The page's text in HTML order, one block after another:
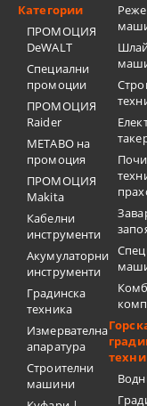
Категории
ПРОМОЦИЯ
DeWALT
Специални
промоции
ПРОМОЦИЯ
Raider
METABO на
промоция
ПРОМОЦИЯ
Makita
Кабелни
инструменти
Акумулаторни
инструменти
Градинска
техника
Измервателна
апаратура
Строителни
машини